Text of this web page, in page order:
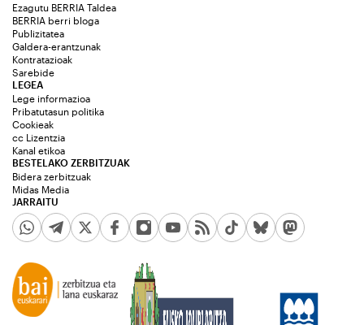
Ezagutu BERRIA Taldea
BERRIA berri bloga
Publizitatea
Galdera-erantzunak
Kontratazioak
Sarebide
JARRAITU
LEGEA
Lege informazioa
Pribatutasun politika
Cookieak
cc Lizentzia
Kanal etikoa
BESTELAKO ZERBITZUAK
Bidera zerbitzuak
Midas Media